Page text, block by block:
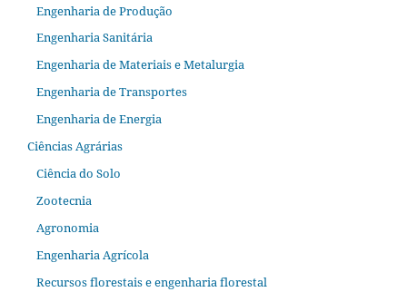
Engenharia de Produção
Engenharia Sanitária
Engenharia de Materiais e Metalurgia
Engenharia de Transportes
Engenharia de Energia
Ciências Agrárias
Ciência do Solo
Zootecnia
Agronomia
Engenharia Agrícola
Recursos florestais e engenharia florestal